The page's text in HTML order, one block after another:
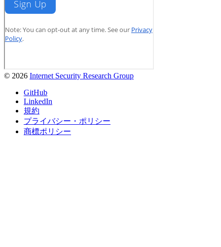
© 2026 Internet Security Research Group
GitHub
LinkedIn
規約
プライバシー・ポリシー
商標ポリシー